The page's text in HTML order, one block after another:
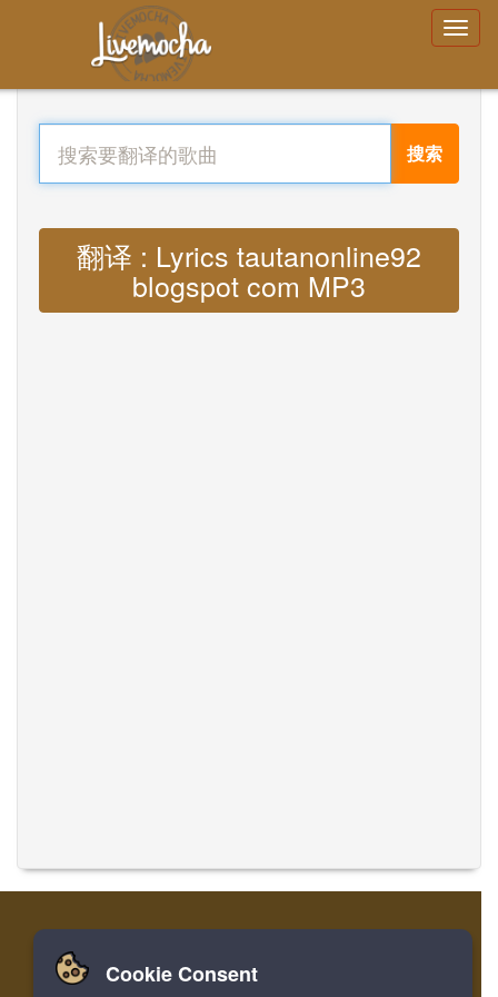
搜索
翻译 : Lyrics tautanonline92
blogspot com MP3
家 登录 寄存器
Cookie Consent